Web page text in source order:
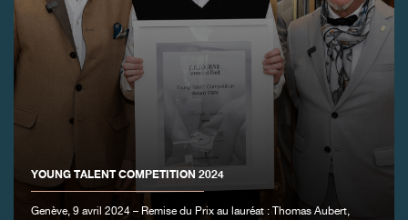
YOUNG TALENT COMPETITION 2024
Genève, 9 avril 2024 – Remise du Prix au lauréat : Thomas Aubert,
FAUX